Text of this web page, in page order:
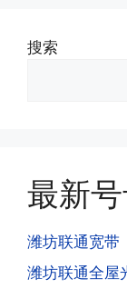
答:这是
是因为
的天数
超出额外
·4.为
去骗人
人。他
以会经
点，运
的异常
搜索
最新
潍坊联通宽带
潍坊联通全屋